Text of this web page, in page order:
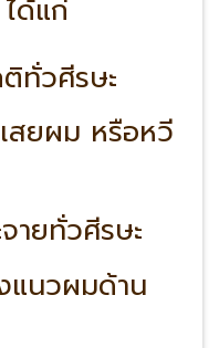
ด้แก่
ทั่วศีรษะ
สยผม หรือหวี
ายทั่วศีรษะ
แนวผมด้าน